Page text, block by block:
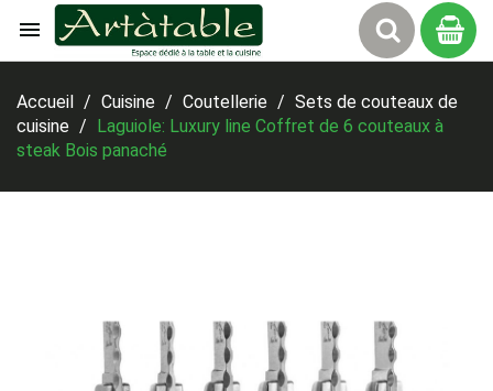

Accueil
Cuisine Coutellerie
Sets de couteaux de
cuisine
Laguiole: Luxury line Coffret de 6 couteaux à
steak Bois panaché